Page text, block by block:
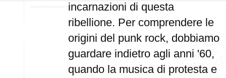
incarnazioni di questa
ribellione. Per comprendere le
origini del punk rock, dobbiamo
guardare indietro agli anni '60,
quando la musica di protesta e